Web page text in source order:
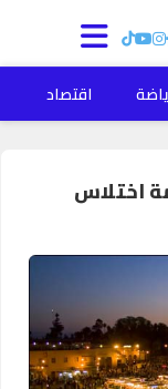
اقتصاد
اختلاس